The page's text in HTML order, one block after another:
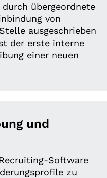
übergeordnete
von
ausgeschrieben
der erste interne
einer neuen
und
Software
zu